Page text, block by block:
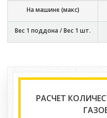
На машине (макс)
Вес 1 поддона / Вес 1 шт.
РАСЧЕТ